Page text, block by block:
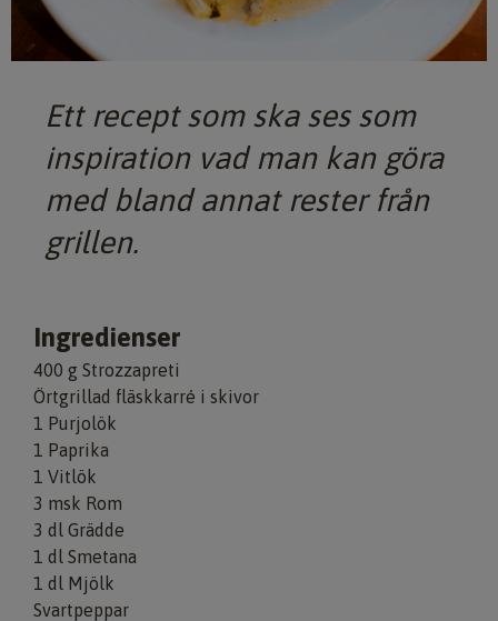
Ett recept som ska ses som
inspiration vad man kan göra
med bland annat rester från
grillen.
Ingredienser
400 g Strozzapreti
Örtgrillad fläskkarré i skivor
1 Purjolök
1 Paprika
1 Vitlök
3 msk Rom
3 dl Grädde
1 dl Smetana
1 dl Mjölk
Svartpeppar